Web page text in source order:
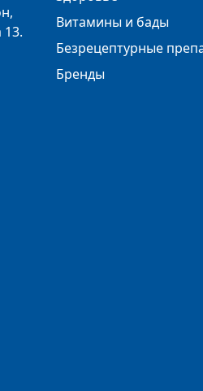
13.
Витамины и бады
Безрецептурные
Бренды